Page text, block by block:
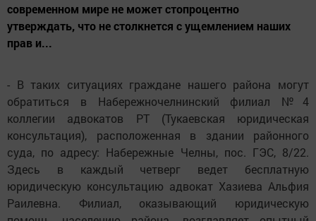
современном мире не может стопроцентно
утверждать, что не столкнется с ущемлением наших
прав и...
- В таких ситуациях граждане нашего района могут
обратиться в Набережночелнинский филиал №4
коллегии адвокатов РТ (Тукаевская юридическая
консультация), расположенная в здании районного
суда, по адресу: Набережные Челны, пос. ГЭС, 8/22.
Здесь в каждый четверг ведет бесплатную
юридическую консультацию адвокат Хазиева Альфия
Раилевна. Филиал, оказывающий юридическую